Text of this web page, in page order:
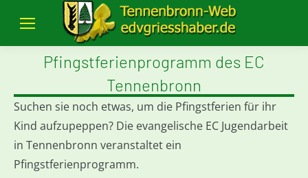
Pfingstferienprogramm des EC
Tennenbronn
Suchen sie noch etwas, um die Pfingstferien für ihr
Kind aufzupeppen? Die evangelische EC Jugendarbeit
in Tennenbronn veranstaltet ein
Pfingstferienprogramm.